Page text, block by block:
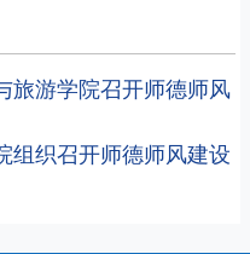
旅游学院召开师德师风
组织召开师德师风建设